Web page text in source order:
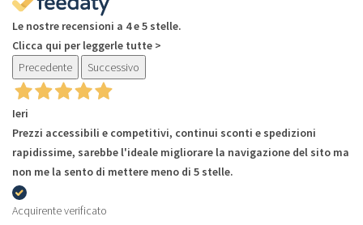
Le nostre recensioni a 4 e 5 stelle.
Clicca qui per leggerle tutte >
Precedente
Successivo
Ieri
Prezzi accessibili e competitivi, continui sconti e spedizioni
rapidissime, sarebbe l'ideale migliorare la navigazione del sito ma
non me la sento di mettere meno di 5 stelle.
Acquirente verificato